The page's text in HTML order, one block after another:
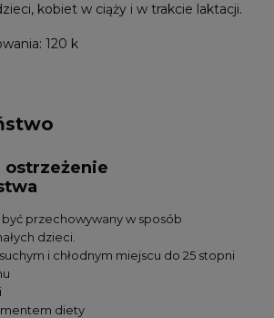
kobiet w ciąży i w trakcie laktacji.
120 k
przechowywany w sposób
dzieci.
i chłodnym miejscu do 25 stopni
diety